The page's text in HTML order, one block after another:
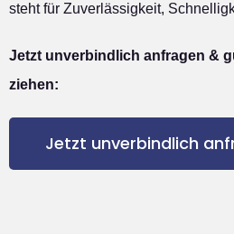
steht für Zuverlässigkeit,
Jetzt unverbindlich anfragen &
ziehen:
Jetzt unverbindlich